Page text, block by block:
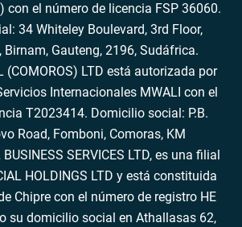
con el número de licencia FSP 36060.
34 Whiteley Boulevard, 3rd Floor,
Birnam, Gauteng, 2196, Sudáfrica.
(COMOROS) LTD está autorizada por
Internacionales MWALI con el
T2023414. Domicilio social: P.B.
Road, Fomboni, Comoras, KM
SERVICES LTD, es una filial
HOLDINGS LTD y está constituida
Chipre con el número de registro HE
su domicilio social en Athallasas 62,